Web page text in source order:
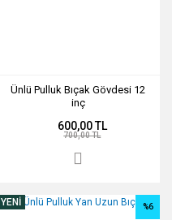
Ünlü Pulluk Bıçak Gövdesi 12
inç
600,00 TL
700,00 TL
YENİ %6